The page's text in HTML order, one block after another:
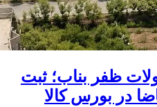
ظفر بناب؛ ثبت